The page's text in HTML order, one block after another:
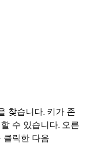
찾습니다. 키가 존
수 있습니다. 오른
클릭한 다음